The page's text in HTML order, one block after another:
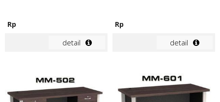
Rp
detail
Rp
detail